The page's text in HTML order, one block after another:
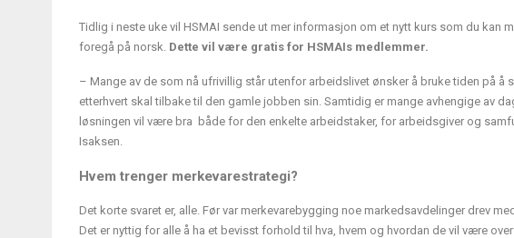
Tidlig i neste uke vil HSMAI sende ut mer informasjon om et nytt kurs som du kan
foregå på norsk. Dette vil være gratis for HSMAIs medlemmer.
– Mange av de som nå ufrivillig står utenfor arbeidslivet ønsker å bruke tiden på
etterhvert skal tilbake til den gamle jobben sin. Samtidig er mange avhengige av
løsningen vil være bra både for den enkelte arbeidstaker, for arbeidsgiver og
Isaksen.
Hvem trenger merkevarestrategi?
Det korte svaret er, alle. Før var merkevarebygging noe markedsavdelinger drev
Det er nyttig for alle å ha et bevisst forhold til hva, hvem og hvordan de vil være